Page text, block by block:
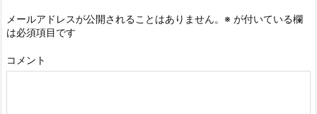
メールアドレスが公開されることはありません。 ※ が付いている欄
は必須項目です
コメント